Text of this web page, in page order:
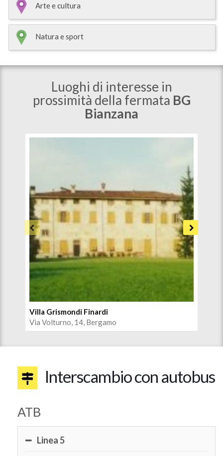
Arte e cultura
Natura e sport
Luoghi di interesse in
prossimità della fermata BG
Bianzana
Villa Grismondi Finardi
Via Volturno, 14, Bergamo
Interscambio con autobus
ATB
Linea 5